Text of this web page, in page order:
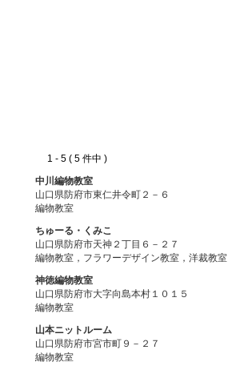
1 - 5 ( 5 件中 )
中川編物教室
山口県防府市東仁井令町２－６
編物教室
ちゅーる・くみこ
山口県防府市天神２丁目６－２７
編物教室，フラワーデザイン教室，洋裁教室
神徳編物教室
山口県防府市大字向島本村１０１５
編物教室
山本ニットルーム
山口県防府市宮市町９－２７
編物教室